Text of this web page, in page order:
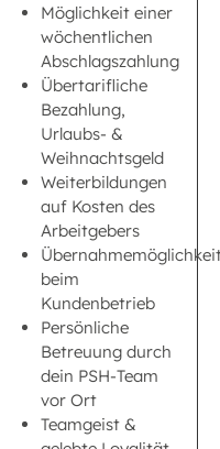
Möglichkeit einer
wöchentlichen
Abschlagszahlung
Übertarifliche
Bezahlung,
Urlaubs- &
Weihnachtsgeld
Weiterbildungen
auf Kosten des
Arbeitgebers
beim
Kundenbetrieb
Persönliche
Betreuung durch
dein PSH-Team
vor Ort
Teamgeist &